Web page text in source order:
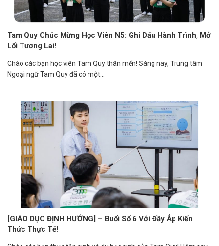
Tam Quy Chúc Mừng Học Viên N5: Ghi Dấu Hành Trình, Mở
Lối Tương Lai!
Chào các bạn học viên Tam Quy thân mến! Sáng nay, Trung tâm
Ngoại ngữ Tam Quy đã có một...
[GIÁO DỤC ĐỊNH HƯỚNG] – Buổi Số 6 Với Đầy Ắp Kiến
Thức Thực Tế!